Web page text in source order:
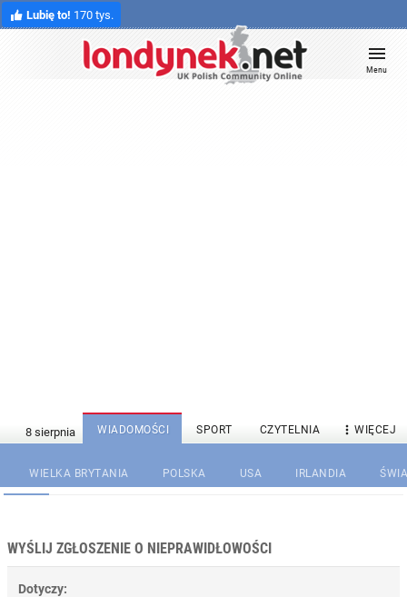
Lubię to! 170 tys.
Menu
WIADOMOŚCI SPORT CZYTELNIA  WIĘCEJ
WIELKA BRYTANIA POLSKA USA IRLANDIA
WYŚLIJ ZGŁOSZENIE O NIEPRAWIDŁOWOŚCI
Dotyczy: